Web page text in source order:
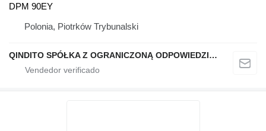
DPM 90EY
Polonia, Piotrków Trybunalski
QINDITO SPÓŁKA Z OGRANICZONĄ ODPOWIEDZIALNOŚCIĄ